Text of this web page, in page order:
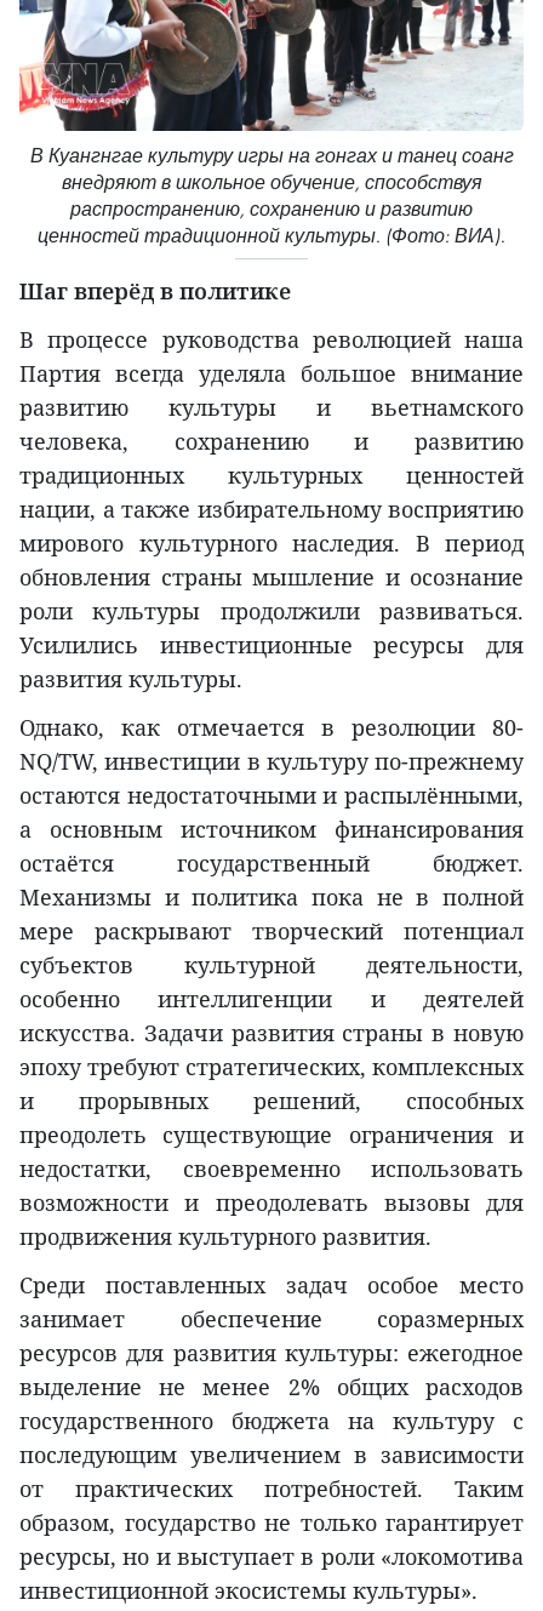
В Куангнгае культуру игры на гонгах и танец соанг
внедряют в школьное обучение, способствуя
распространению, сохранению и развитию
ценностей традиционной культуры. (Фото: ВИА).
Шаг вперёд в политике
В процессе руководства революцией наша
Партия всегда уделяла большое внимание
развитию культуры и вьетнамского
человека, сохранению и развитию
традиционных культурных ценностей
нации, а также избирательному восприятию
мирового культурного наследия. В период
обновления страны мышление и осознание
роли культуры продолжили развиваться.
Усилились инвестиционные ресурсы для
развития культуры.
Однако, как отмечается в резолюции 80-
NQ/TW, инвестиции в культуру по-прежнему
остаются недостаточными и распылёнными,
а основным источником финансирования
остаётся государственный бюджет.
Механизмы и политика пока не в полной
мере раскрывают творческий потенциал
субъектов культурной деятельности,
особенно интеллигенции и деятелей
искусства. Задачи развития страны в новую
эпоху требуют стратегических, комплексных
и прорывных решений, способных
преодолеть существующие ограничения и
недостатки, своевременно использовать
возможности и преодолевать вызовы для
продвижения культурного развития.
Среди поставленных задач особое место
занимает обеспечение соразмерных
ресурсов для развития культуры: ежегодное
выделение не менее 2% общих расходов
государственного бюджета на культуру с
последующим увеличением в зависимости
от практических потребностей. Таким
образом, государство не только гарантирует
ресурсы, но и выступает в роли «локомотива
инвестиционной экосистемы культуры».